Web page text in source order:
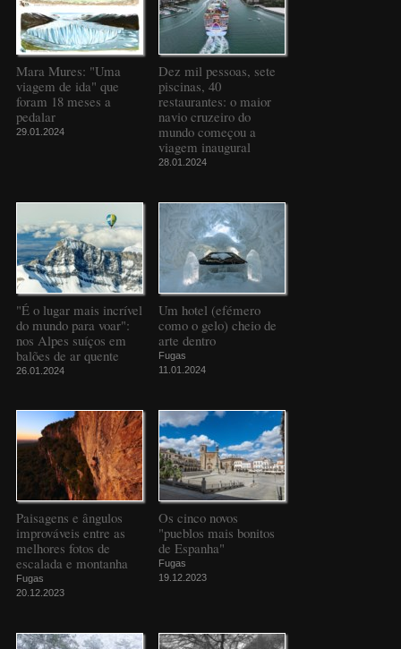
Mara Mures: "Uma
viagem de ida" que
foram 18 meses a
pedalar
29.01.2024
Dez mil pessoas, sete
piscinas, 40
restaurantes: o maior
navio cruzeiro do
mundo começou a
viagem inaugural
28.01.2024
"É o lugar mais incrível
do mundo para voar":
nos Alpes suíços em
balões de ar quente
26.01.2024
Um hotel (efémero
como o gelo) cheio de
arte dentro
Fugas
11.01.2024
Paisagens e ângulos
improváveis entre as
melhores fotos de
escalada e montanha
Fugas
20.12.2023
Os cinco novos
"pueblos mais bonitos
de Espanha"
Fugas
19.12.2023